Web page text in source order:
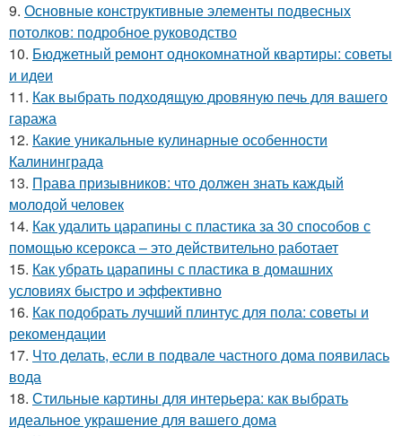
9. Основные конструктивные элементы подвесных
потолков: подробное руководство
10. Бюджетный ремонт однокомнатной квартиры: советы
и идеи
11. Как выбрать подходящую дровяную печь для вашего
гаража
12. Какие уникальные кулинарные особенности
Калининграда
13. Права призывников: что должен знать каждый
молодой человек
14. Как удалить царапины с пластика за 30 способов с
помощью ксерокса – это действительно работает
15. Как убрать царапины с пластика в домашних
условиях быстро и эффективно
16. Как подобрать лучший плинтус для пола: советы и
рекомендации
17. Что делать, если в подвале частного дома появилась
вода
18. Стильные картины для интерьера: как выбрать
идеальное украшение для вашего дома